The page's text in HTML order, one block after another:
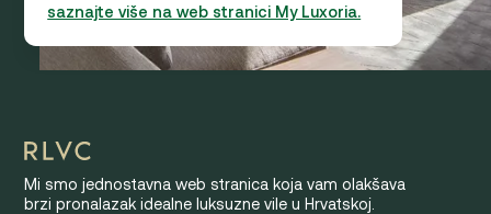
saznajte više na web stranici My Luxoria.
Mi smo jednostavna web stranica koja vam olakšava
brzi pronalazak idealne luksuzne vile u Hrvatskoj.